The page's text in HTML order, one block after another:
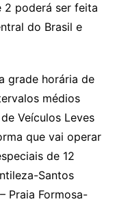
2 poderá ser feita
do Brasil e
grade horária de
médios
Veículos Leves
que vai operar
de 12
Santos
Praia Formosa-